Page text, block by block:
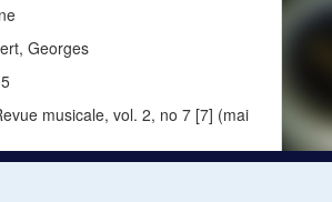
Georges
musicale, vol. 2, no 7 [7] (mai